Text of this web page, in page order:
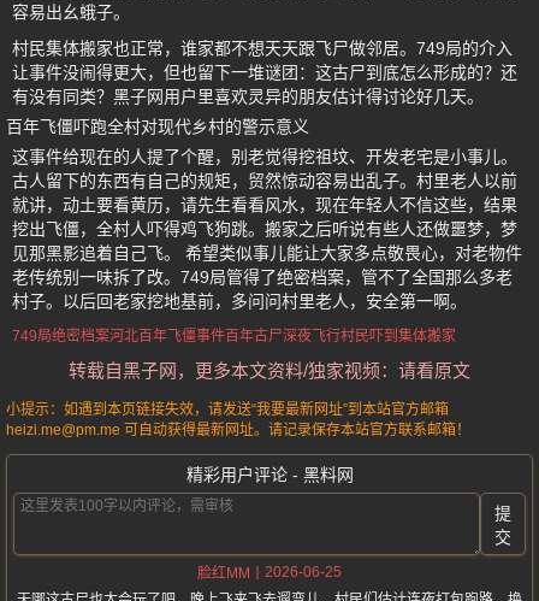
容易出幺蛾子。
村民集体搬家也正常，谁家都不想天天跟飞尸做邻居。749局的介入
让事件没闹得更大，但也留下一堆谜团：这古尸到底怎么形成的？还
有没有同类？黑子网用户里喜欢灵异的朋友估计得讨论好几天。
百年飞僵吓跑全村对现代乡村的警示意义
这事件给现在的人提了个醒，别老觉得挖祖坟、开发老宅是小事儿。
古人留下的东西有自己的规矩，贸然惊动容易出乱子。村里老人以前
就讲，动土要看黄历，请先生看看风水，现在年轻人不信这些，结果
挖出飞僵，全村人吓得鸡飞狗跳。搬家之后听说有些人还做噩梦，梦
见那黑影追着自己飞。 希望类似事儿能让大家多点敬畏心，对老物件
老传统别一味拆了改。749局管得了绝密档案，管不了全国那么多老
村子。以后回老家挖地基前，多问问村里老人，安全第一啊。
749局绝密档案河北百年飞僵事件百年古尸深夜飞行村民吓到集体搬家
转载自黑子网，更多本文资料/独家视频：请看原文
小提示：如遇到本页链接失效，请发送“我要最新网址”到本站官方邮箱
heizi.me@pm.me 可自动获得最新网址。请记录保存本站官方联系邮箱！
精彩用户评论 - 黑料网
提
交
脸红MM
2026-06-25